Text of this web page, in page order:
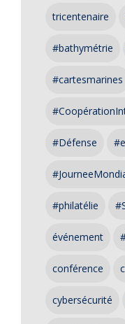
tricentenaire
#bathymétrie
#cartesmarines
#Défense
#philatélie
événement
conférence
cybersécurité